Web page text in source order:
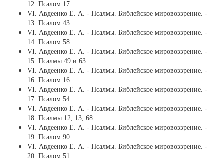
12. Псалом 17
VI. Авдеенко Е. А. - Псалмы. Библейское мировоззрение. -
13. Псалом 43
VI. Авдеенко Е. А. - Псалмы. Библейское мировоззрение. -
14. Псалом 58
VI. Авдеенко Е. А. - Псалмы. Библейское мировоззрение. -
15. Псалмы 49 и 63
VI. Авдеенко Е. А. - Псалмы. Библейское мировоззрение. -
16. Псалом 16
VI. Авдеенко Е. А. - Псалмы. Библейское мировоззрение. -
17. Псалом 54
VI. Авдеенко Е. А. - Псалмы. Библейское мировоззрение. -
18. Псалмы 12, 13, 68
VI. Авдеенко Е. А. - Псалмы. Библейское мировоззрение. -
19. Псалом 90
VI. Авдеенко Е. А. - Псалмы. Библейское мировоззрение. -
20. Псалом 51